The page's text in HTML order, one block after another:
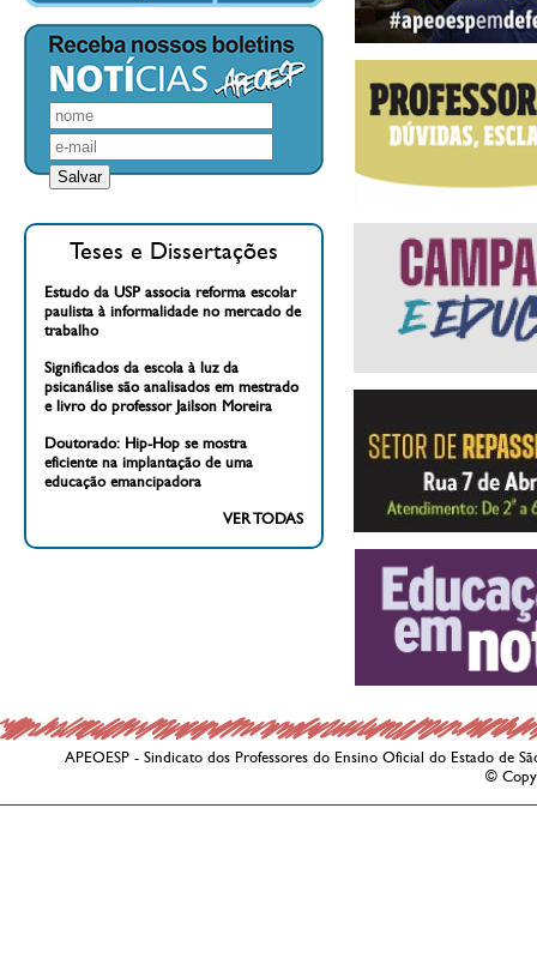
Teses e Dissertações
Estudo da USP associa reforma escolar
paulista à informalidade no mercado de
trabalho
Significados da escola à luz da
psicanálise são analisados em mestrado
e livro do professor Jailson Moreira
Doutorado: Hip-Hop se mostra
eficiente na implantação de uma
educação emancipadora
VER TODAS
APEOESP - Sindicato dos Professores do Ensino Oficial do Estado de
©